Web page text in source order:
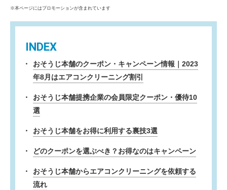
※本ページにはプロモーションが含まれています
INDEX
おそうじ本舗のクーポン・キャンペーン情報｜2023
年8月はエアコンクリーニング割引
おそうじ本舗提携企業の会員限定クーポン・優待10
選
おそうじ本舗をお得に利用する裏技3選
どのクーポンを選ぶべき？お得なのはキャンペーン
おそうじ本舗からエアコンクリーニングを依頼する
流れ